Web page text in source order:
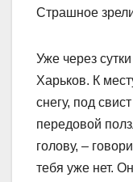
Страшное
Уже через
Харьков. К
снегу, под
передовой
голову, –
тебя уже нет.